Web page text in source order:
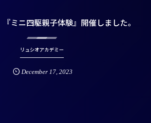
『ミニ四駆親子体験』開催しました。
リュシオアカデミー
December 17,2023